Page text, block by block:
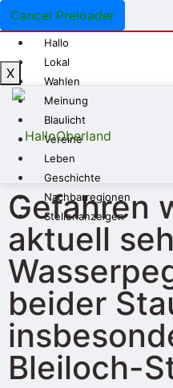
Cancel Preloader
Hallo
Lokal
Wahlen
Meinung
Blaulicht
Vereine
Leben
Geschichte
Nachbarregionen
Stellenanzeigen
X
Gefahren
aktuell
beider
Bleiloch-